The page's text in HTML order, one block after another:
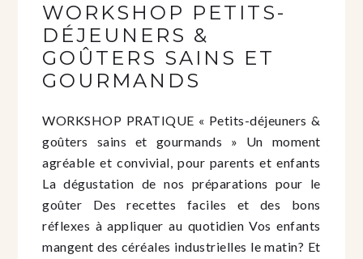
WORKSHOP PETITS-
DÉJEUNERS &
GOÛTERS SAINS ET
GOURMANDS
WORKSHOP PRATIQUE « Petits-déjeuners &
goûters sains et gourmands » Un moment
agréable et convivial, pour parents et enfants
La dégustation de nos préparations pour le
goûter Des recettes faciles et des bons
réflexes à appliquer au quotidien Vos enfants
mangent des céréales industrielles le matin? Et